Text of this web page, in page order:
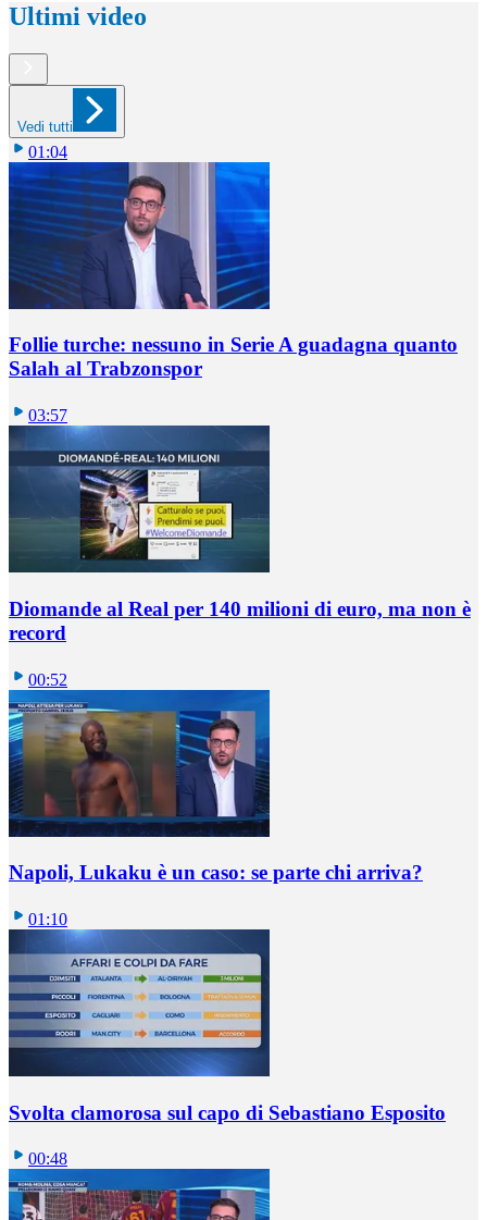
Ultimi video
Vedi tutti
01:04
Follie turche: nessuno in Serie A guadagna quanto
Salah al Trabzonspor
03:57
Diomande al Real per 140 milioni di euro, ma non è
record
00:52
Napoli, Lukaku è un caso: se parte chi arriva?
01:10
Svolta clamorosa sul capo di Sebastiano Esposito
00:48